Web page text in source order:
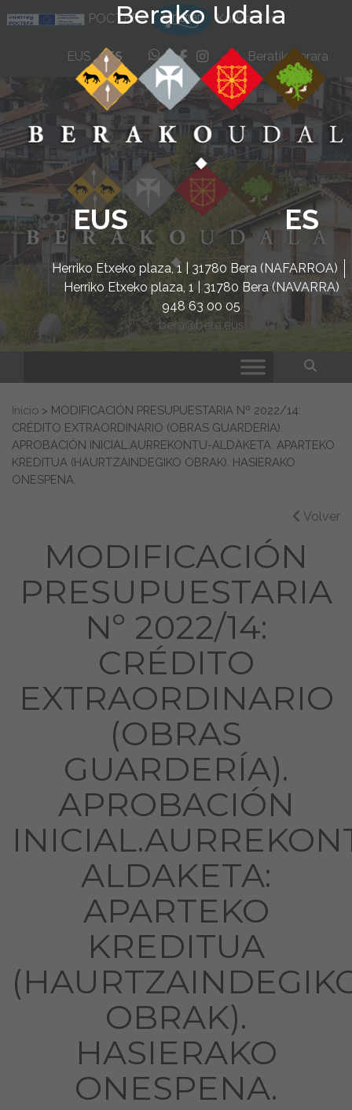
Berako Udala
EUS ES
Herriko Etxeko plaza, 1 | 31780 Bera (NAFARROA)
Herriko Etxeko plaza, 1 | 31780 Bera (NAVARRA)
948 63 00 05
bera@bera.eus
POCTEFA KarKarCar
EUS ES whatsapp
facebook
instagram
Beratik Berara
Buscar:
Inicio > MODIFICACIÓN PRESUPUESTARIA Nº 2022/14:
CRÉDITO EXTRAORDINARIO (OBRAS GUARDERÍA).
APROBACIÓN INICIAL.AURREKONTU-ALDAKETA: APARTEKO
KREDITUA (HAURTZAINDEGIKO OBRAK). HASIERAKO
ONESPENA.
Volver
MODIFICACIÓN
PRESUPUESTARIA
Nº 2022/14:
CRÉDITO
EXTRAORDINARIO
(OBRAS
GUARDERÍA).
APROBACIÓN
ALDAKETA:
APARTEKO
KREDITUA
OBRAK).
HASIERAKO
ONESPENA.